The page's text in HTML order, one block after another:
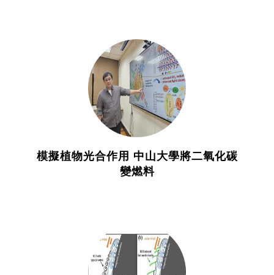
模擬植物光合作用 中山大學將二氧化碳
變燃料